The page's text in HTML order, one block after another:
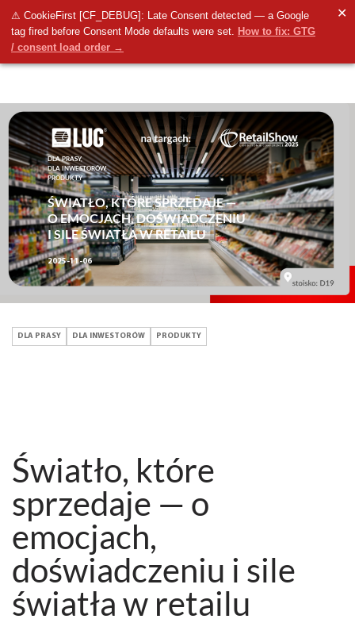
⚠ CookieFirst [CF_DEBUG]: Late Consent detected — a Google
tag fired before Consent Mode defaults were set. How to fix: GTG
/ consent load order →
✕
DLA PRASY,
DLA INWESTORÓW,
PRODUKTY
ŚWIATŁO, KTÓRE SPRZEDAJE —
O EMOCJACH, DOŚWIADCZENIU
I SILE ŚWIATŁA W RETAILU
2025-11-06
DLA PRASY DLA INWESTORÓW PRODUKTY
Światło, które
sprzedaje — o
emocjach,
doświadczeniu i sile
światła w retailu